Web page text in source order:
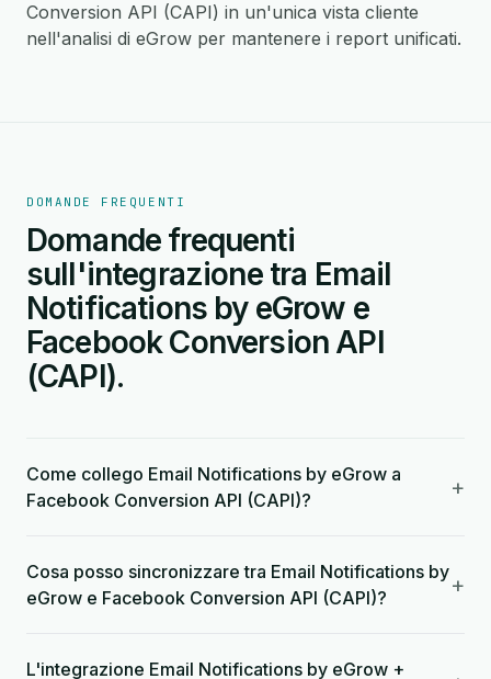
Conversion API (CAPI) in un'unica vista cliente
nell'analisi di eGrow per mantenere i report unificati.
DOMANDE FREQUENTI
Domande frequenti
sull'integrazione tra Email
Notifications by eGrow e
Facebook Conversion API
(CAPI).
Come collego Email Notifications by eGrow a
Facebook Conversion API (CAPI)?
+
Cosa posso sincronizzare tra Email Notifications by
eGrow e Facebook Conversion API (CAPI)?
+
L'integrazione Email Notifications by eGrow +